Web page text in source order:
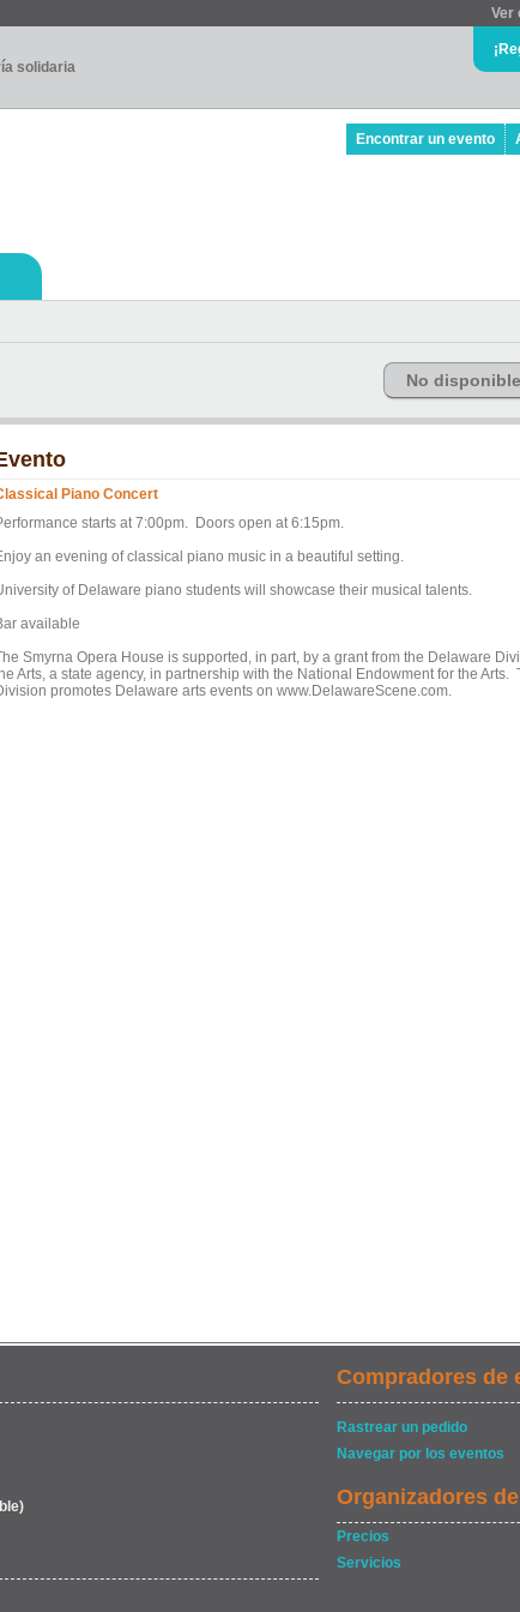
Ver
solidaria
Encontrar un evento
No disponible
Piano Concert
starts at 7:00pm. Doors open at 6:15pm.
an evening of classical piano music in a beautiful setting.
of Delaware piano students will showcase their musical talents.
available
Smyrna Opera House is supported, in part, by a grant from the Delaware
Arts, a state agency, in partnership with the National Endowment for the Arts.
promotes Delaware arts events on www.DelawareScene.com.
Compradores de
Rastrear un pedido
Navegar por los eventos
Organizadores
Precios
Servicios